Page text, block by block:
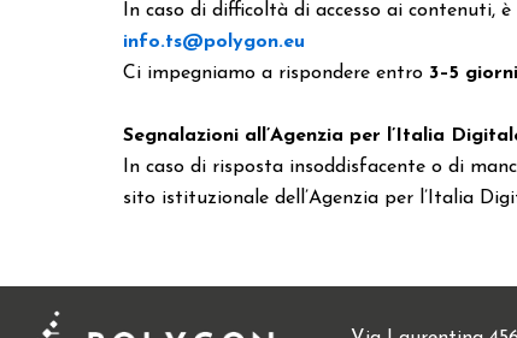
In caso di difficoltà di accesso ai contenuti,
info.ts@polygon.eu
Ci impegniamo a rispondere entro 3–5
Segnalazioni all’Agenzia per l’Italia
In caso di risposta insoddisfacente o di
sito istituzionale dell’Agenzia per l’Italia